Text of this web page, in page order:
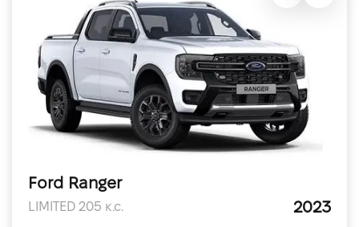
Ford Ranger
LIMITED 205 к.с. 2023